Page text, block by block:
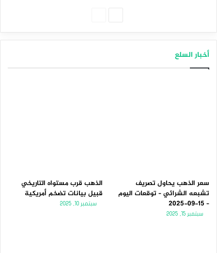
أخبار السلع
سعر الذهب يحاول تصريف
تشبعه الشرائي – توقعات اليوم
– 15-09-2025
سبتمبر 15, 2025
الذهب قرب مستواه التاريخي
قبيل بيانات تضخم أمريكية
سبتمبر 10, 2025